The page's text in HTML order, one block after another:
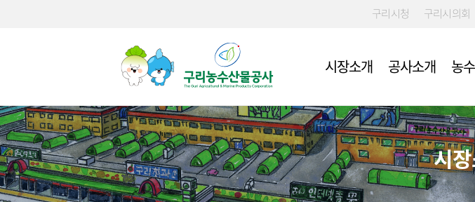
구리시청 구리시의회
시장소개
거래현황
유통종사자 현황
경매시간 안내
시장 및 시설
도매시장 예
자동심장충
공사소개
CEO인사
CEO인터뷰
공사CI/캐릭터소개
공고 및 입찰·채용
수의계약공개방
발주계획
개요
경영목표 및
ESG전략체계
농
두류/서류
채소류
산채류
고객서비스 헌장
서비스이행표준
이행실적
주민참여예산제
설문조사
규제신고
신고접수
제도안내
불복구제절차 및 방법
비공개대상정보세부기준
시